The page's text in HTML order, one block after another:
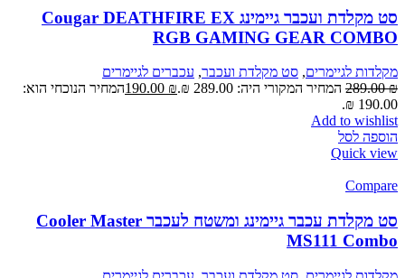
סט מקלדת ועכבר גיימינג Cougar DEATHFIRE EX
RGB GAMING GEAR COMBO
מקלדות לגיימרים, סט מקלדת ועכבר, עכברים לגיימרים
289.00₪ המחיר המקורי היה: 289.00 ₪. 190.00 ₪
המחיר הנוכחי הוא:
190.00 ₪.
Add to wishlist
הוספה לסל
Quick view
Compare
סט מקלדת עכבר גיימינג ומשטח לעכבר Cooler Master
MS111 Combo